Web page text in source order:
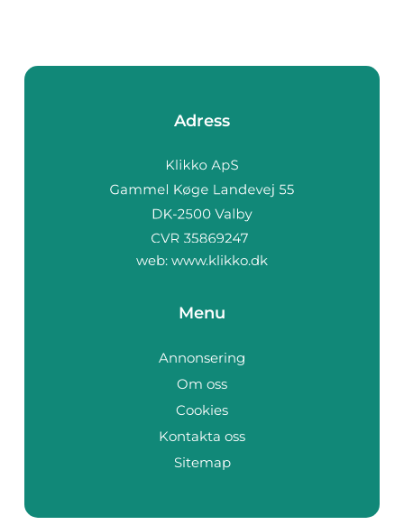
Adress
web: www.klikko.dk
Menu
Annonsering
Om oss
Cookies
Kontakta oss
Sitemap